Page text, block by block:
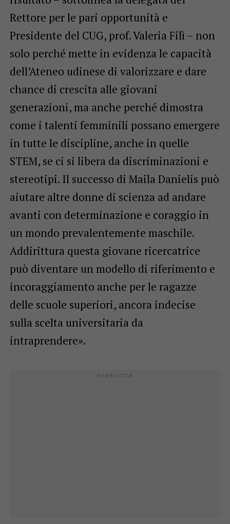
Rettore per le pari opportunità e
Presidente del CUG, prof. Valeria Filì – non
solo perché mette in evidenza le capacità
dell’Ateneo udinese di valorizzare e dare
chance di crescita alle giovani
generazioni, ma anche perché dimostra
come i talenti femminili possano emergere
in tutte le discipline, anche in quelle
STEM, se ci si libera da discriminazioni e
stereotipi. Il successo di Maila Danielis può
aiutare altre donne di scienza ad andare
avanti con determinazione e coraggio in
un mondo prevalentemente maschile.
Addirittura questa giovane ricercatrice
può diventare un modello di riferimento e
incoraggiamento anche per le ragazze
delle scuole superiori, ancora indecise
sulla scelta universitaria da
intraprendere».